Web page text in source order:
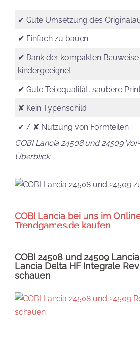
✔ Gute Umsetzung des
✔ Einfach zu bauen
✔ Dank der kompakten
kindergeeignet
✔ Gute Teilequalität, saubere
✘ Kein Typenschild
✔ / ✘ Nutzung von Formteilen
COBI Lancia 24508 und 24509
Überblick
COBI Lancia bei uns im
Trendgames.de kaufen
COBI 24508 und 24509
Lancia Delta HF Integrale
schauen